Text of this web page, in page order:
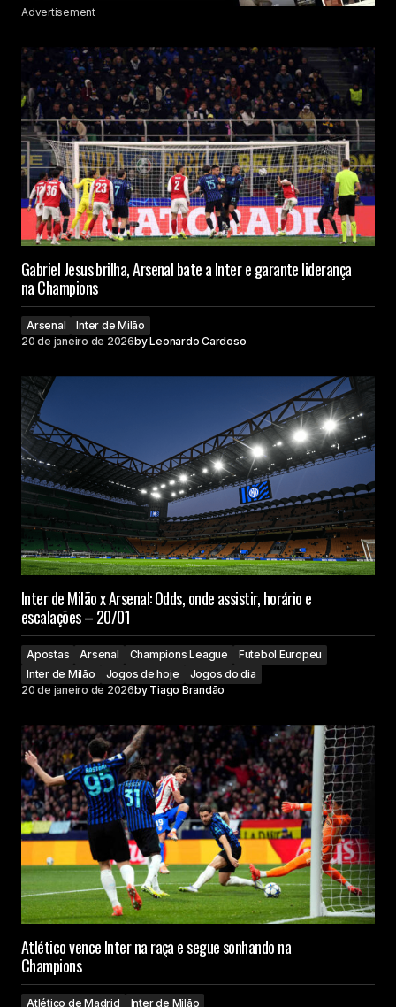
Advertisement
Gabriel Jesus brilha, Arsenal bate a Inter e garante liderança
na Champions
Arsenal
Inter de Milão
20 de janeiro de 2026byLeonardo Cardoso
Inter de Milão x Arsenal: Odds, onde assistir, horário e
escalações – 20/01
Apostas Arsenal Champions League
Futebol Europeu
Inter de Milão
Jogos de hoje
Jogos do dia
20 de janeiro de 2026by Tiago Brandão
Atlético vence Inter na raça e segue sonhando na
Champions
Atlético de Madrid Inter de Milão